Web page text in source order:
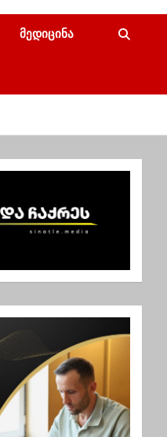
ᲛᲔᲓᲘᲪᲘᲜᲐ